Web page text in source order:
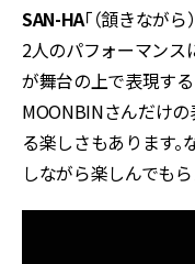
SAN-HA「（頷きなが
2人のパフォーマンス
が舞台の上で表現す
MOONBINさんだけ
る楽しさもあります
しながら楽しんでも